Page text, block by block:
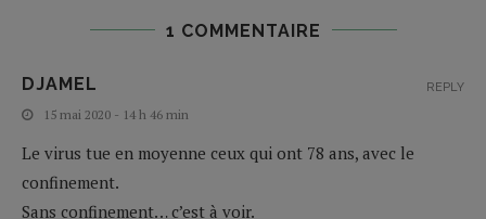
1 COMMENTAIRE
DJAMEL
15 mai 2020 - 14 h 46 min
Le virus tue en moyenne ceux qui ont 78 ans, avec le
confinement.
Sans confinement… c’est à voir.
REPLY